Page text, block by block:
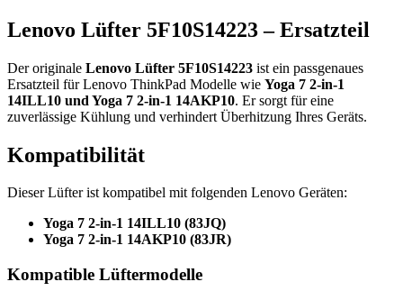
Lenovo Lüfter 5F10S14223 – Ersatzteil
Der originale Lenovo Lüfter 5F10S14223 ist ein passgenaues
Ersatzteil für Lenovo ThinkPad Modelle wie Yoga 7 2-in-1
14ILL10 und Yoga 7 2-in-1 14AKP10. Er sorgt für eine
zuverlässige Kühlung und verhindert Überhitzung Ihres Geräts.
Kompatibilität
Dieser Lüfter ist kompatibel mit folgenden Lenovo Geräten:
Yoga 7 2-in-1 14ILL10 (83JQ)
Yoga 7 2-in-1 14AKP10 (83JR)
Kompatible Lüftermodelle